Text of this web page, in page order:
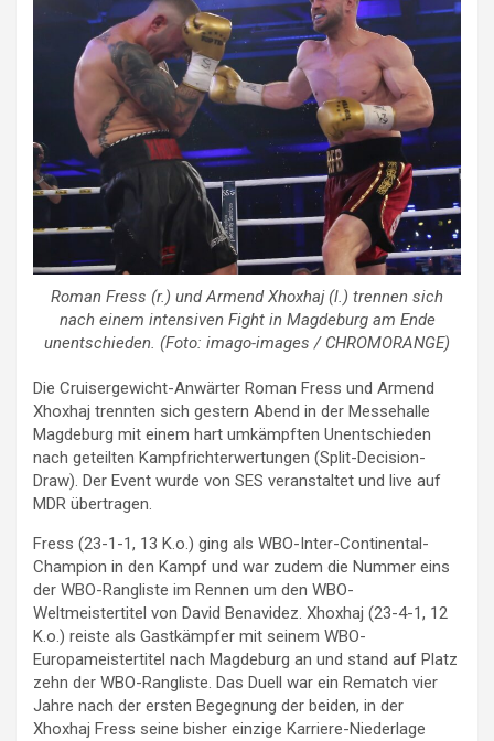
Roman Fress (r.) und Armend Xhoxhaj (l.) trennen sich
nach einem intensiven Fight in Magdeburg am Ende
unentschieden. (Foto: imago-images / CHROMORANGE)
Die Cruisergewicht-Anwärter Roman Fress und Armend
Xhoxhaj trennten sich gestern Abend in der Messehalle
Magdeburg mit einem hart umkämpften Unentschieden
nach geteilten Kampfrichterwertungen (Split-Decision-
Draw). Der Event wurde von SES veranstaltet und live auf
MDR übertragen.
Fress (23-1-1, 13 K.o.) ging als WBO-Inter-Continental-
Champion in den Kampf und war zudem die Nummer eins
der WBO-Rangliste im Rennen um den WBO-
Weltmeistertitel von David Benavidez. Xhoxhaj (23-4-1, 12
K.o.) reiste als Gastkämpfer mit seinem WBO-
Europameistertitel nach Magdeburg an und stand auf Platz
zehn der WBO-Rangliste. Das Duell war ein Rematch vier
Jahre nach der ersten Begegnung der beiden, in der
Xhoxhaj Fress seine bisher einzige Karriere-Niederlage